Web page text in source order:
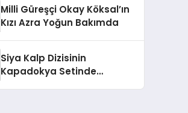
Milli Güreşçi Okay Köksal’ın
Kızı Azra Yoğun Bakımda
Siya Kalp Dizisinin
Kapadokya Setinde